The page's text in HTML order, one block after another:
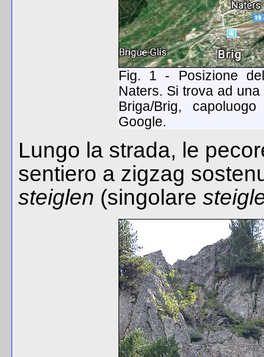
Fig. 1 - Posizione
Naters. Si trova ad
Briga/Brig,
Google.
Lungo la strada, le
sentiero a zigzag
steiglen (singolare